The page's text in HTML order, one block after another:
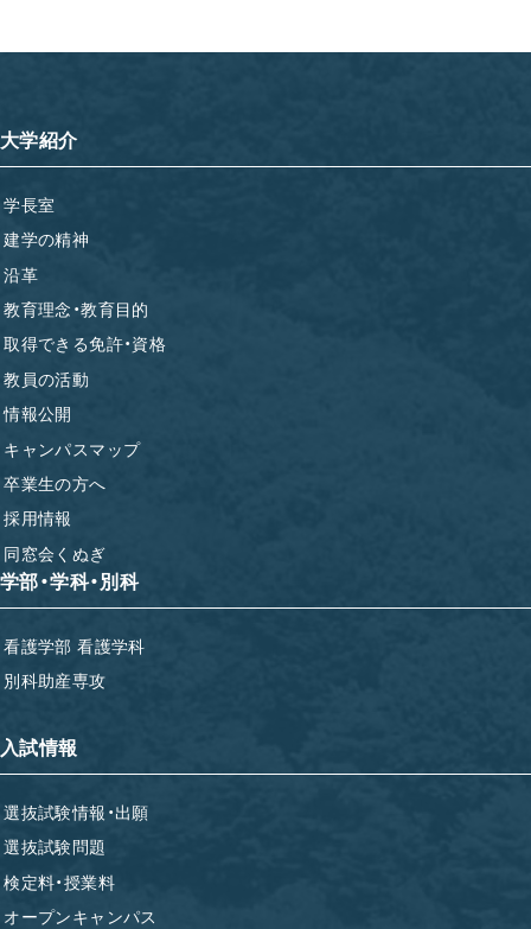
大学紹介
学長室
建学の精神
沿革
教育理念・教育目的
取得できる免許・資格
教員の活動
情報公開
キャンパスマップ
卒業生の方へ
採用情報
同窓会くぬぎ
学部・学科・別科
看護学部 看護学科
別科助産専攻
入試情報
選抜試験情報・出願
選抜試験問題
検定料・授業料
オープンキャンパス